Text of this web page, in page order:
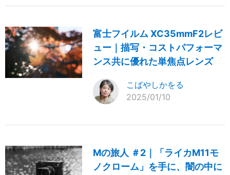
富士フイルム XC35mmF2レビ
ュー｜描写・コストパフォーマ
ンス共に優れた単焦点レンズ
こばやしかをる
2025/01/10
Mの旅人 ＃2｜「ライカM11モ
ノクローム」を手に、闇の中に